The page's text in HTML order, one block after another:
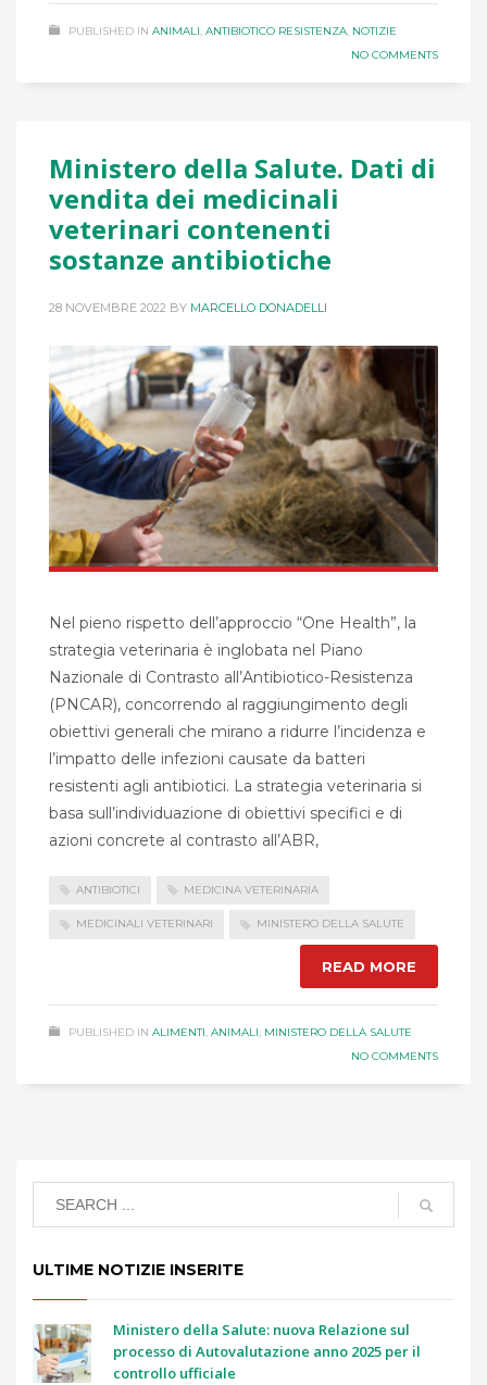
PUBLISHED IN ANIMALI, ANTIBIOTICO RESISTENZA, NOTIZIE
NO COMMENTS
Ministero della Salute. Dati di
vendita dei medicinali
veterinari contenenti
sostanze antibiotiche
28 NOVEMBRE 2022 BY MARCELLO DONADELLI
Nel pieno rispetto dell’approccio “One Health”, la
strategia veterinaria è inglobata nel Piano
Nazionale di Contrasto all’Antibiotico-Resistenza
(PNCAR), concorrendo al raggiungimento degli
obiettivi generali che mirano a ridurre l’incidenza e
l’impatto delle infezioni causate da batteri
resistenti agli antibiotici. La strategia veterinaria si
basa sull’individuazione di obiettivi specifici e di
azioni concrete al contrasto all’ABR,
ANTIBIOTICI MEDICINA VETERINARIA
MEDICINALI VETERINARI MINISTERO DELLA SALUTE
READ MORE
PUBLISHED IN ALIMENTI ANIMALI MINISTERO DELLA SALUTE
NO COMMENTS
ULTIME NOTIZIE INSERITE
Ministero della Salute: nuova Relazione sul
processo di Autovalutazione anno 2025 per il
controllo ufficiale